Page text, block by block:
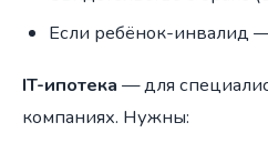
Если ребёнок-инвалид
IT-ипотека — для
компаниях. Нужны: